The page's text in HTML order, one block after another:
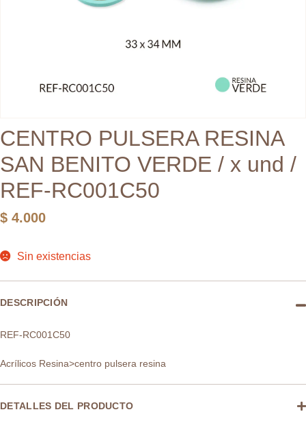
CENTRO PULSERA RESINA
SAN BENITO VERDE / x und /
REF-RC001C50
$ 4.000
Sin existencias
DESCRIPCIÓN
REF-RC001C50
Acrílicos Resina>centro pulsera resina
DETALLES DEL PRODUCTO